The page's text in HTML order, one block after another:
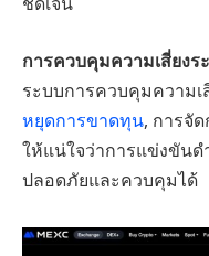
การควบคุมความเสี่ยง
ระบบการควบคุมความ
หยุดการขาดทุน, การจั
ให้แน่ใจว่าการแข่งขัน
ปลอดภัยและควบคุมได้